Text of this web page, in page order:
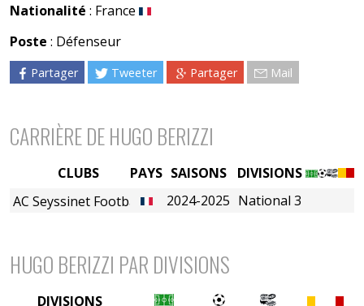
Nationalité : France
Poste : Défenseur
Partager Tweeter Partager Mail
CARRIÈRE DE HUGO BERIZZI
PAYS SAISONS
DIVISIONS
2024-2025 National 3
CLUBS
AC Seyssinet Football
HUGO BERIZZI PAR DIVISIONS
DIVISIONS